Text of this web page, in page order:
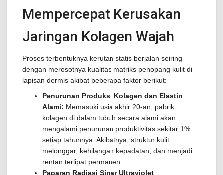
Mempercepat Kerusakan
Jaringan Kolagen Wajah
Proses terbentuknya kerutan statis berjalan seiring
dengan merosotnya kualitas matriks penopang kulit di
lapisan dermis akibat beberapa faktor berikut:
Penurunan Produksi Kolagen dan Elastin
Alami: Memasuki usia akhir 20-an, pabrik
kolagen di dalam tubuh secara alami akan
mengalami penurunan produktivitas sekitar 1%
setiap tahunnya. Akibatnya, struktur kulit
melonggar, kehilangan kepadatan, dan menjadi
rentan terlipat permanen.
Paparan Radiasi Sinar Ultraviolet